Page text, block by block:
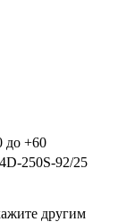
до +60
250S-92/25
другим